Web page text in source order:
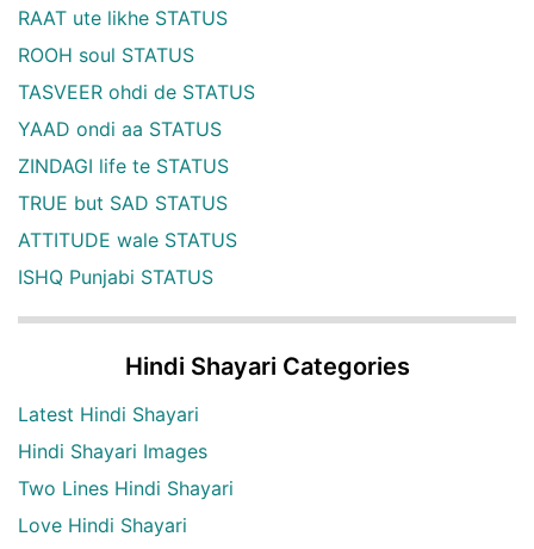
RAAT ute likhe STATUS
ROOH soul STATUS
TASVEER ohdi de STATUS
YAAD ondi aa STATUS
ZINDAGI life te STATUS
TRUE but SAD STATUS
ATTITUDE wale STATUS
ISHQ Punjabi STATUS
Hindi Shayari Categories
Latest Hindi Shayari
Hindi Shayari Images
Two Lines Hindi Shayari
Love Hindi Shayari